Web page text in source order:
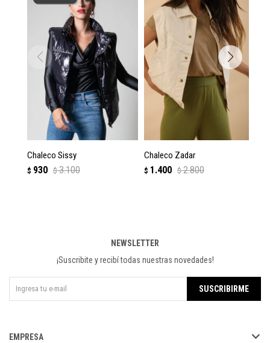
Chaleco Sissy
$ 930 $ 3.100
Chaleco Zadar
$ 1.400 $ 2.800
EMPRESA
NEWSLETTER
¡Suscribite y recibí todas nuestras novedades!
SUSCRIBIRME